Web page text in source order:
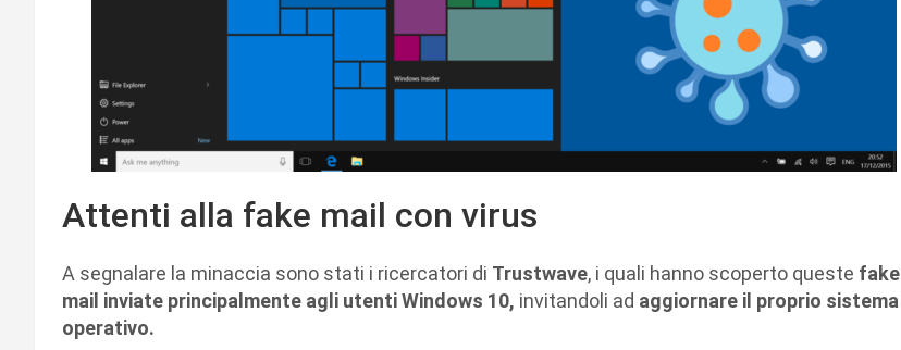
Attenti alla fake mail con virus
A segnalare la minaccia sono stati i ricercatori di Trustwave, i quali hanno scoperto queste fake
mail inviate principalmente agli utenti Windows 10, invitandoli ad aggiornare il proprio sistema
operativo.